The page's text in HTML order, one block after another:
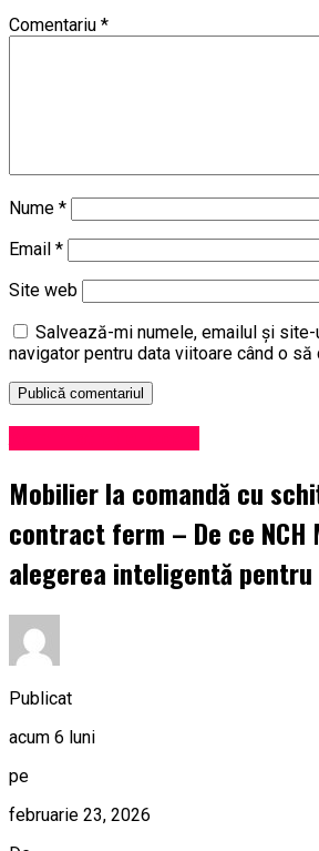
Comentariu *
Nume *
Email *
Site web
Salvează-mi numele, emailul și
navigator pentru data viitoare când o să
Mobilier la comandă cu
contract ferm – De ce NCH
alegerea inteligentă
Publicat
acum 6 luni
pe
februarie 23, 2026